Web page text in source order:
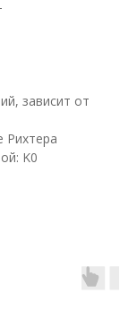
зависит от
Рихтера
K0